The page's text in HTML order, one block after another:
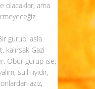
olacaklar, ama
gurup; asla
kalırsak Gazi
Öbür gurup ise;
sulh iyidir,
azız,